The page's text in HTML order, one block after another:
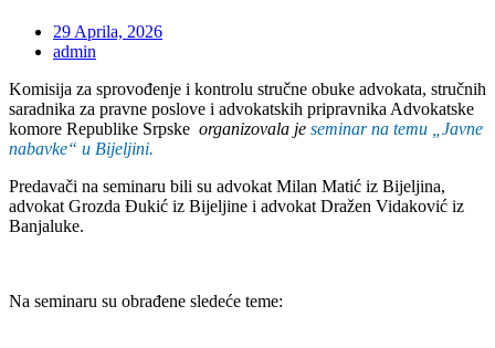
29 Aprila, 2026
admin
Komisija za sprovođenje i kontrolu stručne obuke advokata, stručnih
saradnika za pravne poslove i advokatskih pripravnika Advokatske
komore Republike Srpske organizovala je seminar na temu „ Javne
nabavke“ u Bijeljini.
Predavači na seminaru bili su advokat Milan Matić iz Bijeljina,
advokat Grozda Đukić iz Bijeljine i advokat Dražen Vidaković iz
Banjaluke.
Na seminaru su obrađene sledeće teme: